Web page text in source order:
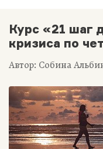
Курс «21 шаг
кризиса по
Автор: Собина